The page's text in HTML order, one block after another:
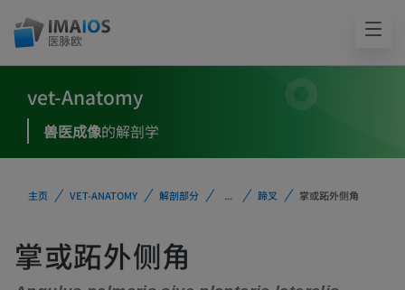
vet-Anatomy
兽医成像的解剖学
主页 VET-ANATOMY 解剖部分 ... 蹄叉 掌或跖外侧角
掌或跖外侧角